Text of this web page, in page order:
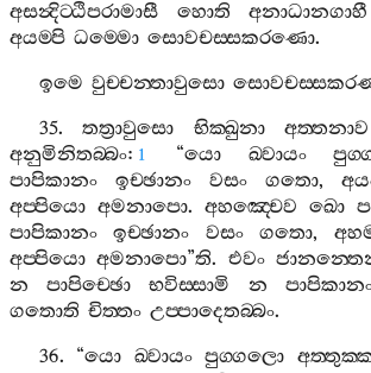
අසන්‍දිට‍්ඨිපරාමාසී
හොති අනාධානගාහී
අයම‍්පි ධම‍්මො සොවචස‍්සකරණො.
ඉමෙ වුච‍්චන‍්තාවුසො
35.තත්‍රාවුසො භික‍්ඛුනා අත‍්තනාව
අනුමිනිතබ‍්බං: 1 “යො ඛ‍්වායං
පාපිකානං
ඉච‍්ඡානං වසං ගතො,
අප‍්පියො අමනාපො. අහඤ‍්චෙව ඛො
පාපිකානං
ඉච‍්ඡානං වසං ගතො,
අප‍්පියො අමනාපො”ති. එවං
න
පාපිච‍්ඡො භවිස‍්සාමි න
ගතොති චිත‍්තං උප‍්පාදෙතබ‍්බං.
36. “යො ඛ‍්වායං පුග‍්ගලො